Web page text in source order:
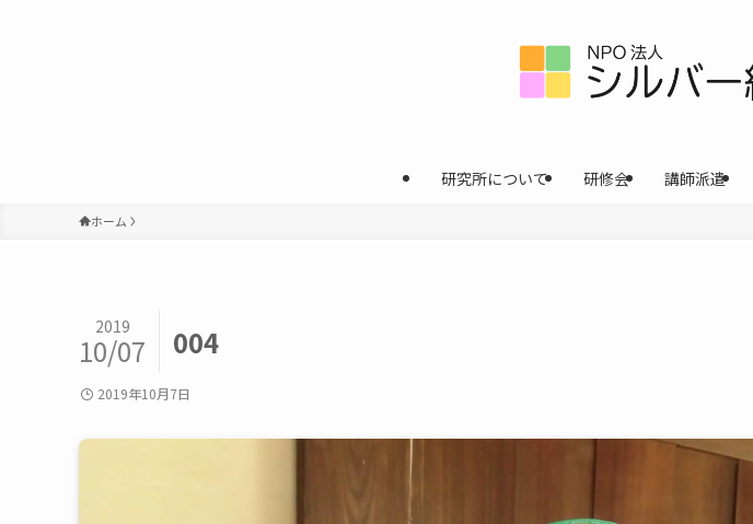
研究所について 研修会 講師派遣
ホーム
004
2019
10/07
2019年10月7日